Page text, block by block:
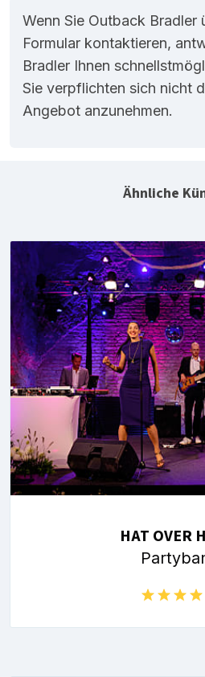
Wenn Sie Outback Bradler
Formular kontaktieren,
Bradler Ihnen
Sie verpflichten sich nicht
Angebot anzunehmen.
Ähnliche
HAT OVER